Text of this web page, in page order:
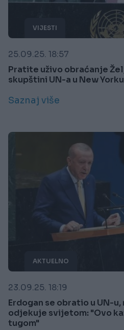
VIJESTI
25.09.25. 18:57
Pratite uživo obraćanje
skupštini UN-a u New Yorku
Saznaj više
AKTUELNO
23.09.25. 18:19
Erdogan se obratio u UN-
odjekuje svijetom: "Ovo
tugom"